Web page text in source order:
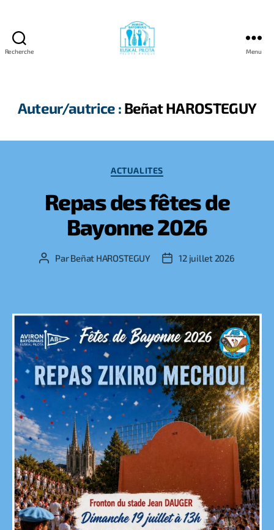
Recherche
Basque
Menu
Auteur/autrice : Beñat HAROSTEGUY
Catégories
ACTUALITES
Repas des fêtes de
Bayonne 2026
Auteur
ParBeñat HAROSTEGUY
Date12 juillet 2026